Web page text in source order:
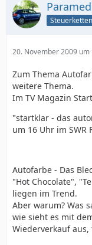
20. November 2009 um
Zum Thema
weitere Thema.
Im TV Magazin
"startklar - das
um 16 Uhr im SWR
Autofarbe - Das
"Hot Chocolate",
liegen im Trend.
Aber warum? Was
wie sieht es mit
Wiederverkauf